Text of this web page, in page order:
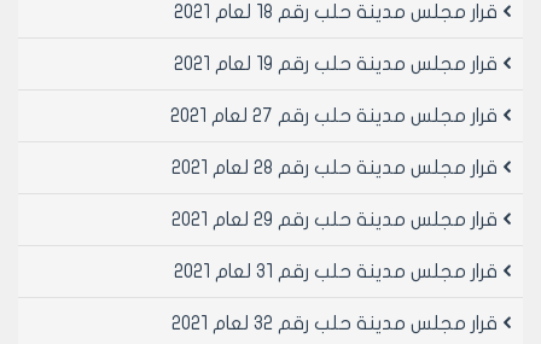
2ـ مخالفة مضرة بالصحة " غير ممرضة" ـ إغلاق عشرة أيام
ـ إغلاق لمدة / 20/ يوم للمرة الثانية.
ـ إغلاق لمدة / 30/ يوم للمرة الثالثة وأكثر. تستبدل بالغرامة
إعلام مديرية التموين.
ـ إغلاق ثلاثة أشهر للمرة الثالثة وأكثر مع إعلام مديرية
4ـ مسرطنة واستعمال الهودرو ـ إغلاق ستون يوماً للمرة
ـ إغلاق/3/ أشهر للمرة الثانية مع إعلام مديرية التموين .
قرار مجلس مدينة حلب رقم 18 لعام 2021
قرار مجلس مدينة حلب رقم 19 لعام 2021
قرار مجلس مدينة حلب رقم 27 لعام 2021
قرار مجلس مدينة حلب رقم 28 لعام 2021
قرار مجلس مدينة حلب رقم 29 لعام 2021
قرار مجلس مدينة حلب رقم 31 لعام 2021
قرار مجلس مدينة حلب رقم 32 لعام 2021